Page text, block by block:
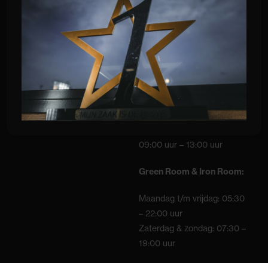
09:00 – 12:00 uur
16:00 uur – 21:00 uur
Zaterdag:
09:00 uur – 17:00 uur
09:00 uur – 13:00 uur
Green Room & Iron Room:
Maandag t/m vrijdag: 05:30
– 22:00 uur
Zaterdag & zondag: 07:30 –
19:00 uur